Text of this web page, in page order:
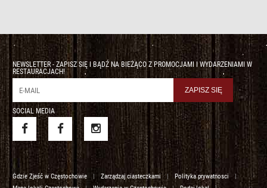
NEWSLETTER - ZAPISZ SIĘ I BĄDŹ NA BIEŻĄCO Z PROMOCJAMI I WYDARZENIAMI W
RESTAURACJACH!
SOCIAL MEDIA
Gdzie Zjeść w Częstochowie | Zarządzaj ciasteczkami | Polityka prywatnosci
|